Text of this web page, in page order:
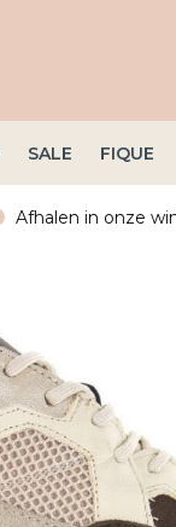
SALE FIQUE
Afhalen in onze